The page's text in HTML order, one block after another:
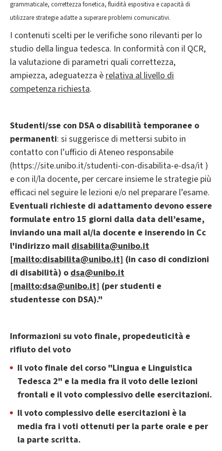
grammaticale, correttezza fonetica, fluidità espositiva e capacità di
utilizzare strategie adatte a superare problemi comunicativi.
I contenuti scelti per le verifiche sono rilevanti per lo
studio della lingua tedesca. In conformità con il QCR,
la valutazione di parametri quali correttezza,
ampiezza, adeguatezza èrelativa al livello di
competenza richiesta.
Studenti/sse con DSA o disabilità temporanee o
permanenti: si suggerisce di mettersi subito in
contatto con l’ufficio di Ateneo responsabile
(https://site.unibo.it/studenti-con-disabilita-e-dsa/it )
e con il/la docente, per cercare insieme le strategie più
efficaci nel seguire le lezioni e/o nel preparare l’esame.
Eventuali richieste di adattamento devono essere
formulate entro 15 giorni dalla data dell’esame,
inviando una mail al/la docente e inserendo in Cc
l'indirizzo maildisabilita@unibo.it
[mailto:disabilita@unibo.it] (in caso di condizioni
di disabilità) odsa@unibo.it
[mailto:dsa@unibo.it] (per studenti e
studentesse con DSA)."
Informazioni su voto finale, propedeuticità e
rifiuto del voto
Il voto finale del corso "Lingua e Linguistica
Tedesca 2" e la media fra il voto delle lezioni
frontali e il voto complessivo delle esercitazioni.
Il voto complessivo delle esercitazioni è la
media fra i voti ottenuti per la parte orale e per
la parte scritta.